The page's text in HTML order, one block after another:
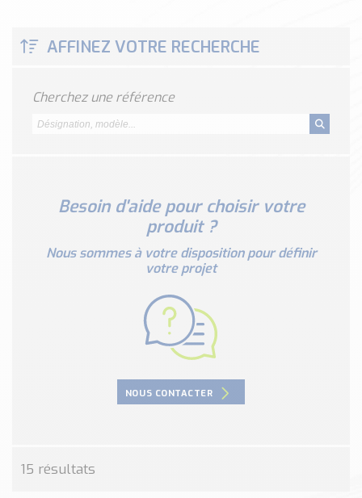
ENDRESS+HAUSER
SCHMERSAL
IDEM SAFETY
Téléchargement (Logiciels, Documents,..)
Formulaire sonde température
Convertisseur de pression
Formulaire Débitmètre
Calculateur maintien en température
Calculateur Chauffage/Liquide/Gaz
Conseils et Actualités
Contact & Devis
AFFINEZ VOTRE RECHERCHE
Cherchez une référence
Besoin d'aide pour choisir votre
produit ?
Nous sommes à votre disposition pour définir
votre projet
NOUS CONTACTER
15 résultats